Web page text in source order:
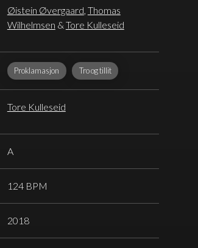
Øistein Øvergaard Thomas
Wilhelmsen & Tore Kulleseid
Proklamasjon Tro og tillit
Tore Kulleseid
A
124 BPM
2018